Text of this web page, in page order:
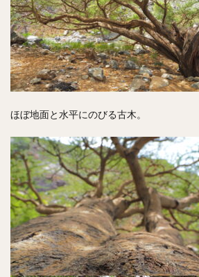
ほぼ地面と水平にのびる古木。